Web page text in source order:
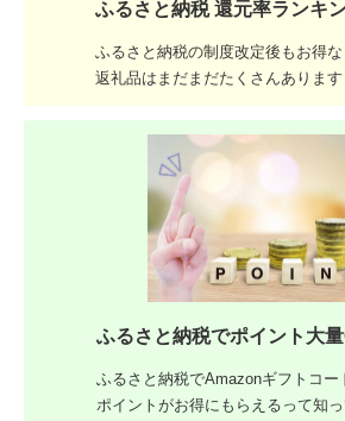
ふるさと納税 還元率ランキ
ふるさと納税の制度改定後もお得な
返礼品はまだまだたくさんあります
ふるさと納税でポイント大量
ふるさと納税でAmazonギフトコー
ポイントがお得にもらえるって知